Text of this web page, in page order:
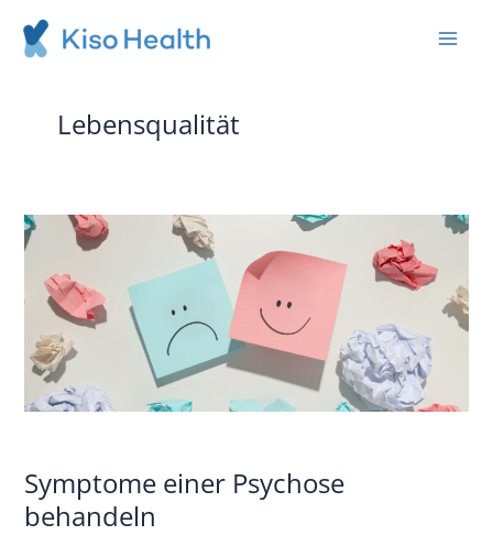
Inhalt
springen
Lebensqualität
Symptome einer Psychose
behandeln
Symptome
einer
behandeln